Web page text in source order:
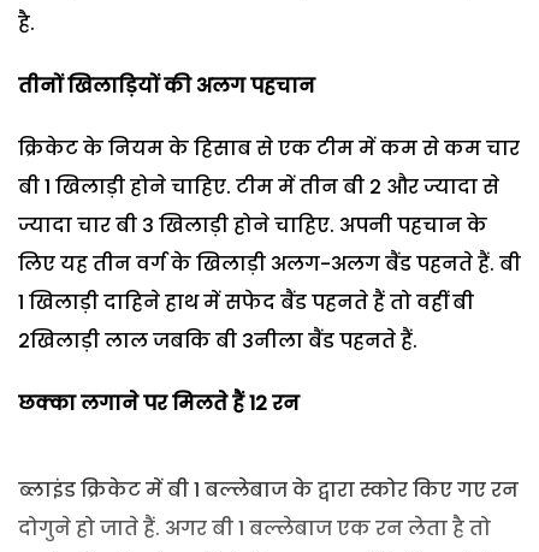
है.
तीनों खिलाड़ियों की अलग पहचान
क्रिकेट के नियम के हिसाब से एक टीम में कम से कम चार
बी 1 खिलाड़ी होने चाहिए. टीम में तीन बी 2 और ज्यादा से
ज्यादा चार बी 3 खिलाड़ी होने चाहिए. अपनी पहचान के
लिए यह तीन वर्ग के खिलाड़ी अलग-अलग बैंड पहनते हैं. बी
1 खिलाड़ी दाहिने हाथ में सफेद बैंड पहनते हैं तो वहीं बी
2खिलाड़ी लाल जबकि बी 3नीला बैंड पहनते हैं.
छक्का लगाने पर मिलते हैं 12रन
ब्लाइंड क्रिकेट में बी 1 बल्लेबाज के द्वारा स्कोर किए गए रन
दोगुने हो जाते हैं. अगर बी 1 बल्लेबाज एक रन लेता है तो